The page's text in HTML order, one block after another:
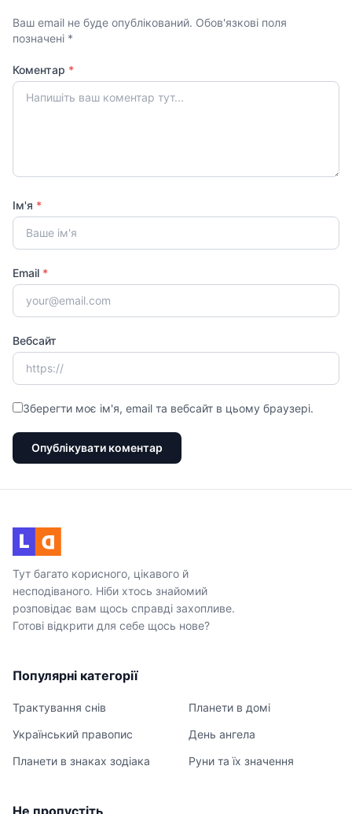
Ваш email не буде опублікований. Обов'язкові поля
позначені *
Коментар *
Ім'я *
Email *
Вебсайт
Зберегти моє ім'я, email та вебсайт в цьому браузері.
Опублікувати коментар
L D
Тут багато корисного, цікавого й
несподіваного. Ніби хтось знайомий
розповідає вам щось справді захопливе.
Готові відкрити для себе щось нове?
Популярні категорії
Трактування снів
Український правопис
Планети в знаках зодіака
Планети в домі
День ангела
Руни та їх значення
Не пропустіть